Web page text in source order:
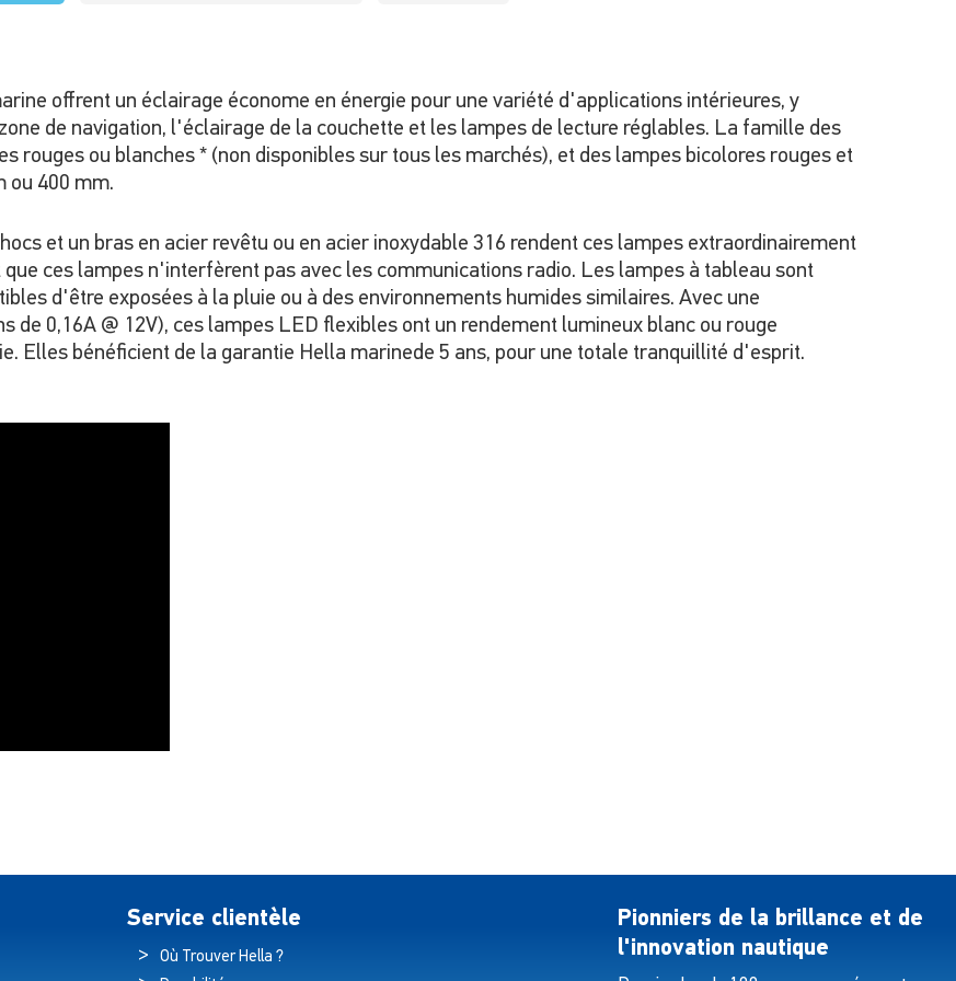
offrent un éclairage économe en énergie pour une variété d'applications intérieures, y
de navigation, l'éclairage de la couchette et les lampes de lecture réglables. La famille des
rouges ou blanches * (non disponibles sur tous les marchés), et des lampes bicolores rouges et
ou 400 mm.
et un bras en acier revêtu ou en acier inoxydable 316 rendent ces lampes extraordinairement
ces lampes n'interfèrent pas avec les communications radio. Les lampes à tableau sont
d'être exposées à la pluie ou à des environnements humides similaires. Avec une
de 0,16A @ 12V), ces lampes LED flexibles ont un rendement lumineux blanc ou rouge
Elles bénéficient de la garantie Hella marinede 5 ans, pour une totale tranquillité d'esprit.
Service clientèle
Où Trouver Hella ?
Pionniers de la brillance et de
l'innovation nautique